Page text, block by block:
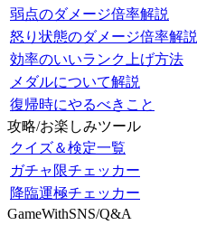
弱点のダメージ倍率解説
怒り状態のダメージ倍率解説
効率のいいランク上げ方法
メダルについて解説
復帰時にやるべきこと
攻略/お楽しみツール
クイズ＆検定一覧
ガチャ限チェッカー
降臨運極チェッカー
GameWithSNS/Q&A